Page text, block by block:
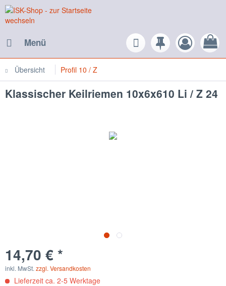
Menü
Übersicht Profil 10 / Z
Klassischer Keilriemen 10x6x610 Li / Z 24
14,70 € *
inkl. MwSt. zzgl. Versandkosten
Lieferzeit ca. 2-5 Werktage